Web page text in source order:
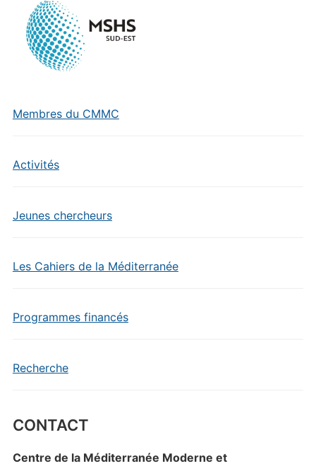
Membres du CMMC
Activités
Jeunes chercheurs
Les Cahiers de la Méditerranée
Programmes financés
Recherche
CONTACT
Centre de la Méditerranée Moderne et